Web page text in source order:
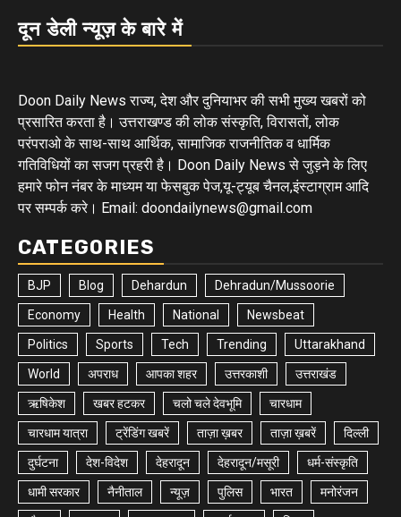
दून डेली न्यूज़ के बारे में
Doon Daily News राज्य, देश और दुनियाभर की सभी मुख्य खबरों को
प्रसारित करता है। उत्तराखण्ड की लोक संस्कृति, विरासतों, लोक
परंपराओ के साथ-साथ आर्थिक, सामाजिक राजनीतिक व धार्मिक
गतिविधियों का सजग प्रहरी है। Doon Daily News से जुड़ने के लिए
हमारे फोन नंबर के माध्यम या फेसबुक पेज,यू-ट्यूब चैनल,इंस्टाग्राम आदि
पर सम्पर्क करे। Email: doondailynews@gmail.com
CATEGORIES
BJP Blog Dehardun Dehradun/Mussoorie
Economy Health National Newsbeat
Politics Sports Tech Trending Uttarakhand
World अपराध आपका शहर उत्तरकाशी उत्तराखंड
ऋषिकेश खबर हटकर चलो चले देवभूमि चारधाम
चारधाम यात्रा ट्रेंडिंग खबरें ताज़ा ख़बर ताज़ा ख़बरें दिल्ली
दुर्घटना देश-विदेश देहरादून देहरादून/मसूरी धर्म-संस्कृति
धामी सरकार नैनीताल न्यूज़ पुलिस भारत मनोरंजन